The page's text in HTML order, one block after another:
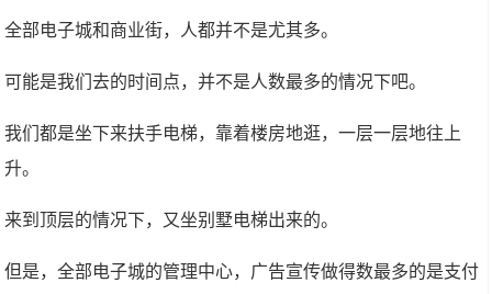
全部电子城和商业街，人都并不是尤其多。
可能是我们去的时间点，并不是人数最多的情况下吧。
我们都是坐下来扶手电梯，靠着楼房地逛，一层一层地往上
升。
来到顶层的情况下，又坐别墅电梯出来的。
但是，全部电子城的管理中心，广告宣传做得数最多的是支付